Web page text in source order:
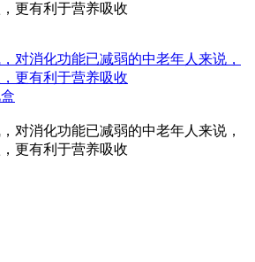
更有利于营养吸收
对消化功能已减弱的中老年人来说，
更有利于营养吸收
对消化功能已减弱的中老年人来说，
更有利于营养吸收